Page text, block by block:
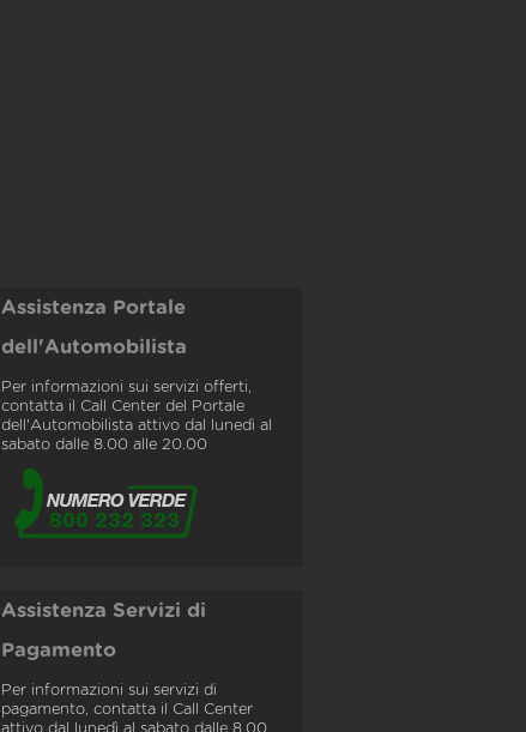
Assistenza Portale
dell'Automobilista
Per informazioni sui servizi offerti,
contatta il Call Center del Portale
dell'Automobilista attivo dal lunedì al
sabato dalle 8.00 alle 20.00
Assistenza Servizi di
Pagamento
Per informazioni sui servizi di
pagamento, contatta il Call Center